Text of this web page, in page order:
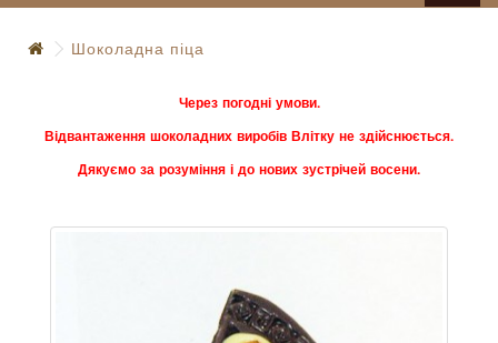
Шоколадна піца
Через погодні умови.
Відвантаження шоколадних виробів Влітку не здійснюється.
Дякуємо за розуміння і до нових зустрічей восени.